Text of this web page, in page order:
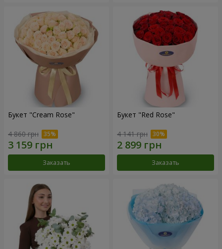
Букет "Cream Rose"
4 860 грн
Заказать
Букет "Red Rose"
4 141 грн
Заказать